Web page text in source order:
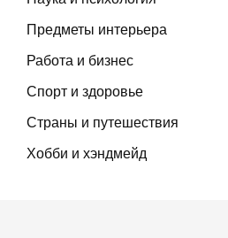
Предметы интерьера
Работа и бизнес
Спорт и здоровье
Страны и путешествия
Хобби и хэндмейд